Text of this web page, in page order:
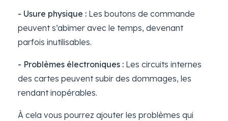
- Usure physique : Les boutons de commande
peuvent s’abîmer avec le temps, devenant
parfois inutilisables.
- Problèmes électroniques : Les circuits internes
des cartes peuvent subir des dommages, les
rendant inopérables.
À cela vous pourrez ajouter les problèmes qui